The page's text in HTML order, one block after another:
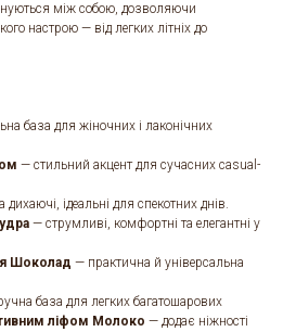
між собою, дозволяючи
настрою — від легких літніх до
база для жіночних і лаконічних
— стильний акцент для сучасних casual-
дихаючі, ідеальні для спекотних днів.
— струмливі, комфортні та елегантні у
Шоколад — практична й універсальна
база для легких багатошарових
ліфом Молоко — додає ніжності